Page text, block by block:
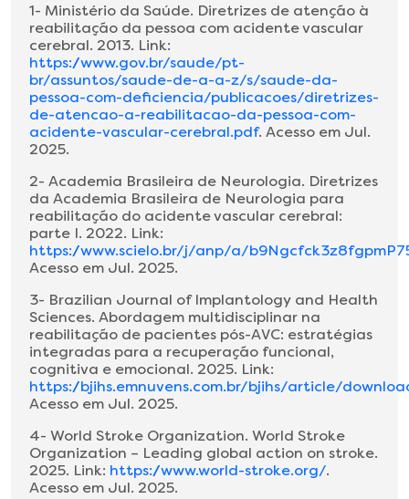
1- Ministério da Saúde. Diretrizes de atenção à
reabilitação da pessoa com acidente vascular
cerebral. 2013. Link:
https://www.gov.br/saude/pt-
br/assuntos/saude-de-a-a-z/s/saude-da-
pessoa-com-deficiencia/publicacoes/diretrizes-
de-atencao-a-reabilitacao-da-pessoa-com-
acidente-vascular-cerebral.pdf. Acesso em Jul.
2025.
2- Academia Brasileira de Neurologia. Diretrizes
da Academia Brasileira de Neurologia para
reabilitação do acidente vascular cerebral:
parte I. 2022. Link:
https://www.scielo.br/j/anp/a/
Acesso em Jul. 2025.
3- Brazilian Journal of Implantology and Health
Sciences. Abordagem multidisciplinar na
reabilitação de pacientes pós-AVC: estratégias
integradas para a recuperação funcional,
cognitiva e emocional. 2025. Link:
https://bjihs.emnuvens.com.br/bjihs/article/
Acesso em Jul. 2025.
4- World Stroke Organization. World Stroke
Organization – Leading global action on stroke.
2025. Link: https://www.world-stroke.org/.
Acesso em Jul. 2025.